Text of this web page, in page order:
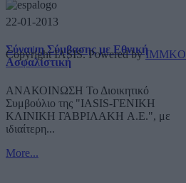
22-01-2013
Σύναψη Σύμβασης με Εθνική
Ασφαλιστική
ΑΝΑΚΟΙΝΩΣΗ Το Διοικητικό
Συμβούλιο της "IASIS-ΓΕΝΙΚΗ
ΚΛΙΝΙΚΗ ΓΑΒΡΙΛΑΚΗ A.E.", με
ιδιαίτερη...
More...
Copyright IASIS. Powered byIMMKO